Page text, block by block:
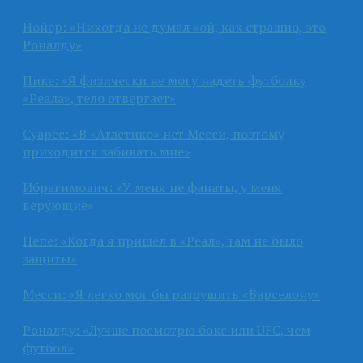
Нойер: «Никогда не думал «ой, как страшно, это
Роналду»
Пике: «Я физически не могу надеть футболку
«Реала», тело отвергает»
Суарес: «В «Атлетико» нет Месси, поэтому
приходится забивать мне»
Ибрагимович: «У меня не фанаты, у меня
верующие»
Пепе: «Когда я пришёл в «Реал», там не было
защиты»
Месси: «Я легко мог бы разрушить «Барселону»
Роналду: «Лучше посмотрю бокс или UFC, чем
футбол»